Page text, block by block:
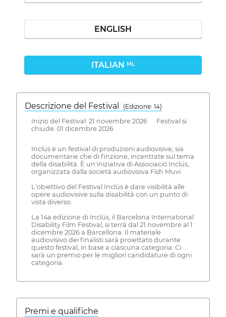
ENGLISH
ITALIAN ML
Descrizione del Festival
( Edizione: 14)
Inizio del Festival: 21 novembre 2026 Festival si
chiude: 01 dicembre 2026
Inclús è un festival di produzioni audiovisive, sia
documentarie che di finzione, incentrate sul tema
della disabilità. È un'iniziativa di Associació Inclús,
organizzata dalla società audiovisiva Fish Muvi.
L'obiettivo del Festival Inclús è dare visibilità alle
opere audiovisive sulla disabilità con un punto di
vista diverso.
La 14a edizione di Inclús, il Barcelona International
Disability Film Festival, si terrà dal 21 novembre al 1
dicembre 2026 a Barcellona. Il materiale
audiovisivo dei finalisti sarà proiettato durante
questo festival, in base a ciascuna categoria. Ci
sarà un premio per le migliori candidature di ogni
categoria.
Premi e qualifiche